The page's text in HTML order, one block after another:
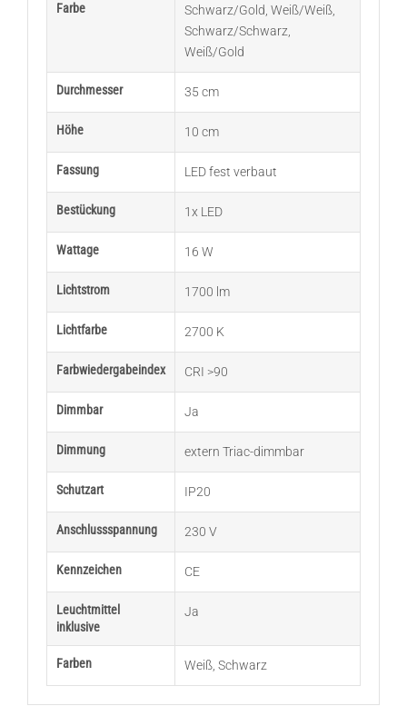
Farbe Schwarz/Gold Weiß/Weiß,
Schwarz/Schwarz
Weiß/Gold
Durchmesser 35 cm
Höhe 10 cm
Fassung LED fest verbaut
Bestückung 1x LED
Wattage 16 W
Lichtstrom 1700 lm
Lichtfarbe 2700 K
Farbwiedergabeindex CRI >90
Dimmbar Ja
Dimmung extern Triac-dimmbar
Schutzart IP20
Anschlussspannung 230 V
Kennzeichen CE
Leuchtmittel
inklusive
Ja
Farben Weiß, Schwarz